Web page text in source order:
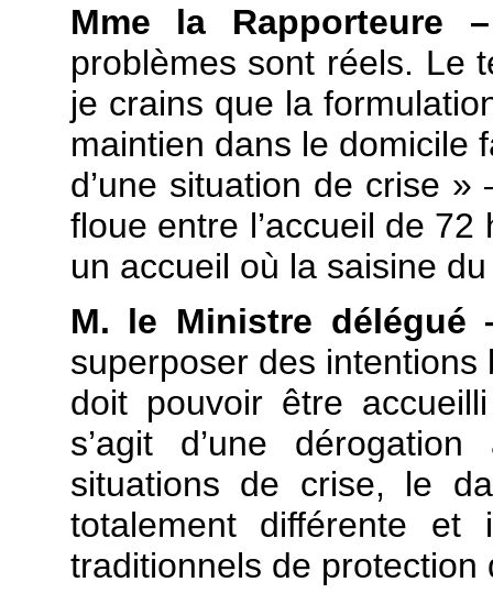
Mme la Rapporteure
problèmes sont réels. Le
je crains que la
maintien dans le domicile
d’une situation de crise
floue entre l’accueil de
un accueil où la saisine
M. le Ministre
superposer des
doit pouvoir être
s’agit d’une
situations de crise, le
totalement différente
traditionnels de protection